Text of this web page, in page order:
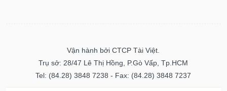
Vận hành bởi CTCP Tài Việt.
Trụ sở: 28/47 Lê Thị Hồng, P.Gò Vấp, Tp.HCM
Tel: (84.28) 3848 7238 - Fax: (84.28) 3848 7237